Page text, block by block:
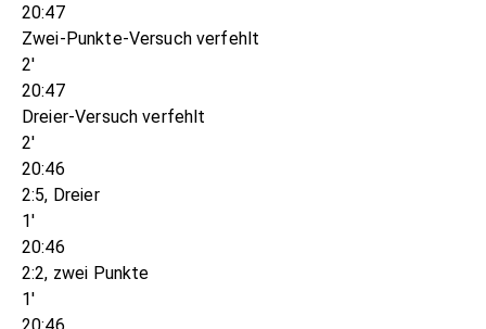
20:47
Zwei-Punkte-Versuch verfehlt
2'
20:47
Dreier-Versuch verfehlt
2'
20:46
2:5, Dreier
1'
20:46
2:2, zwei Punkte
1'